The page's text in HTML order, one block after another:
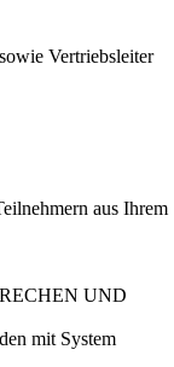
Vertriebsleiter
aus Ihrem
UND
mit System